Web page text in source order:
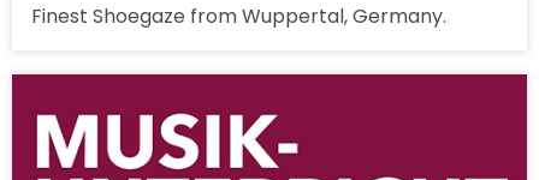
Finest Shoegaze from Wuppertal, Germany.